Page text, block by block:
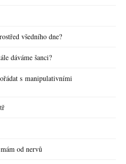
všedního dne?
dáváme šanci?
s manipulativními
od nervů